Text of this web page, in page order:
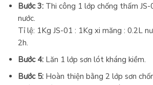
Bước 3:Thi công 1 lớp chống thấm JS-
nước.
Tỉ lệ: 1Kg JS-01 : 1Kg xi măng : 0.2L
2h.
Bước 4:Lăn 1 lớp sơn lót kháng kiềm.
Bước 5:Hoàn thiện bằng 2 lớp sơn